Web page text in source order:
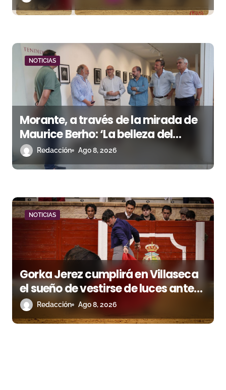
a
s
NOTICIAS
Morante, a través de la mirada de
Maurice Berho: ‘La belleza del
misterio’ llega a La Malagueta
Redacción Ago 8, 2026
NOTICIAS
Gorka Jerez cumplirá en Villaseca
el sueño de vestirse de luces ante
los suyos
Redacción Ago 8, 2026